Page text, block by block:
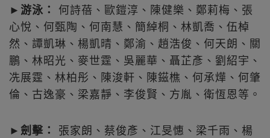
► 游泳：
何詩蓓、歐鎧淳、陳健樂、鄭莉梅、張
心悅、何甄陶、何南慧、簡綽桐、林凱喬、伍棹
然、譚凱琳、楊凱晴、鄭渝、趙浩俊、何天朗、關
鵬、林昭光、麥世霆、吳麗華、聶芷彥、劉紹宇、
冼展霆、林柏彤、陳浚軒、陳鎡樵、何承燁、何肇
倫、古逸豪、梁嘉靜、李俊賢、方胤、衛恆恩等。
► 劍擊：
張家朗、蔡俊彥、江旻憓、梁千雨、楊